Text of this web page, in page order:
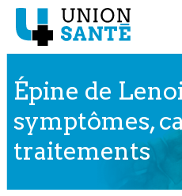
Épine de
symptômes,
traitements